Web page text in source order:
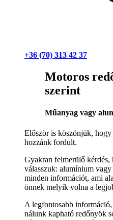
+36 (70) 313 42 37
Motoros
szerint
Műanyag vagy
Először is köszönjük, hogy
hozzánk fordult.
Gyakran felmerülő
válasszuk: alumínium
minden információt, ami
önnek melyik volna a
A legfontosabb
nálunk kapható redőnyök